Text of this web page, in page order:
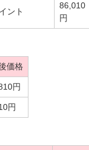
ント
86,010
円
価格
円
円